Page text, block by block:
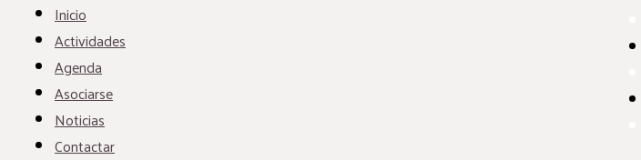
Inicio
Actividades
Agenda
Asociarse
Noticias
Contactar